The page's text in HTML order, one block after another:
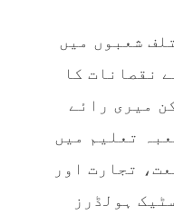
شعبوں میں
نقصانات کا
میری رائے
تعلیم میں
تجارت اور
ہولڈرز